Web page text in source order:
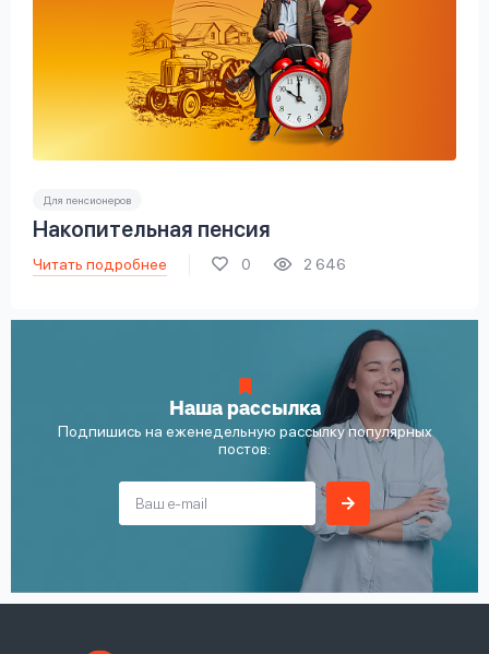
Для пенсионеров
Накопительная пенсия
Читать подробнее 0 2 646
Наша рассылка
Подпишись на еженедельную рассылку популярных
постов: